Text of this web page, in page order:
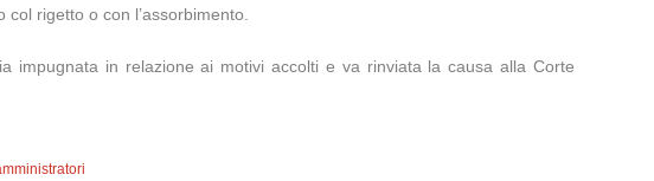
rigetto o con l’assorbimento.
impugnata in relazione ai motivi accolti e va rinviata la causa alla Corte